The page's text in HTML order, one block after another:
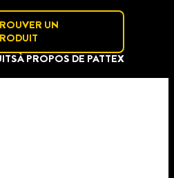
À PROPOS DE PATTEX
UN